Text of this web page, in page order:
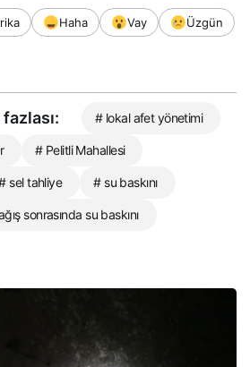
Haha Vay
Üzgün
# lokal afet yönetimi
# Pelitli Mahallesi
sel tahliye # su baskını
sonrasında su baskını